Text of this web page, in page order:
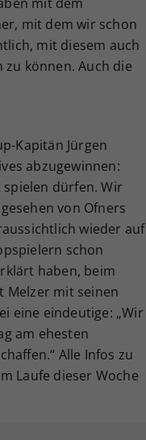
mit dem wir schon
mit diesem auch
können. Auch die
Kapitän Jürgen
abzugewinnen:
dürfen. Wir
von Ofners
wieder auf
schon
haben, beim
Melzer mit seinen
eine eindeutige: „Wir
am ehesten
Alle Infos zu
Laufe dieser Woche